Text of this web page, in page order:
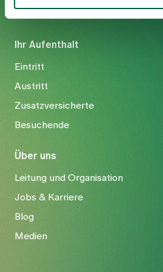
Ihr Aufenthalt
Eintritt
Austritt
Zusatzversicherte
Besuchende
Über uns
Leitung und Organisation
Jobs & Karriere
Blog
Medien